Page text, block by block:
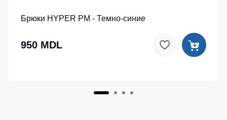
Брюки HYPER PM - Темно-синие
950 MDL